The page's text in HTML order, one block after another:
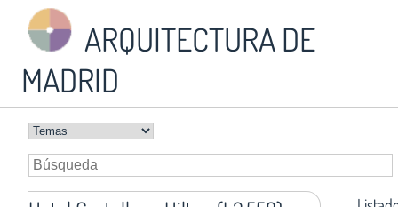
ARQUITECTURA DE
MADRID